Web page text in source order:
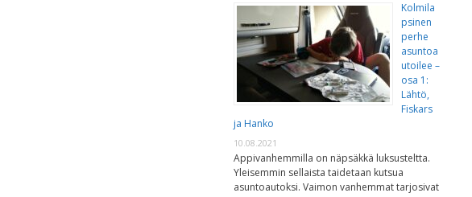
Kolmila
psinen
perhe
asuntoa
utoilee –
osa 1:
Lähtö,
Fiskars
ja Hanko
10.08.2021
Appivanhemmilla on näpsäkkä luksusteltta.
Yleisemmin sellaista taidetaan kutsua
asuntoautoksi. Vaimon vanhemmat tarjosivat